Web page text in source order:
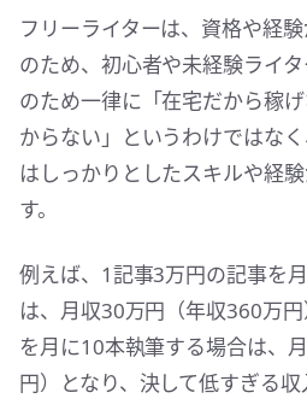
フリーライターは、資格や経
のため、初心者や未経験ライ
のため一律に「在宅だから稼
からない」というわけではな
はしっかりとしたスキルや経
す。
例えば、1記事3万円の記事を
は、月収30万円（年収360万
を月に10本執筆する場合は、
円）となり、決して低すぎる収